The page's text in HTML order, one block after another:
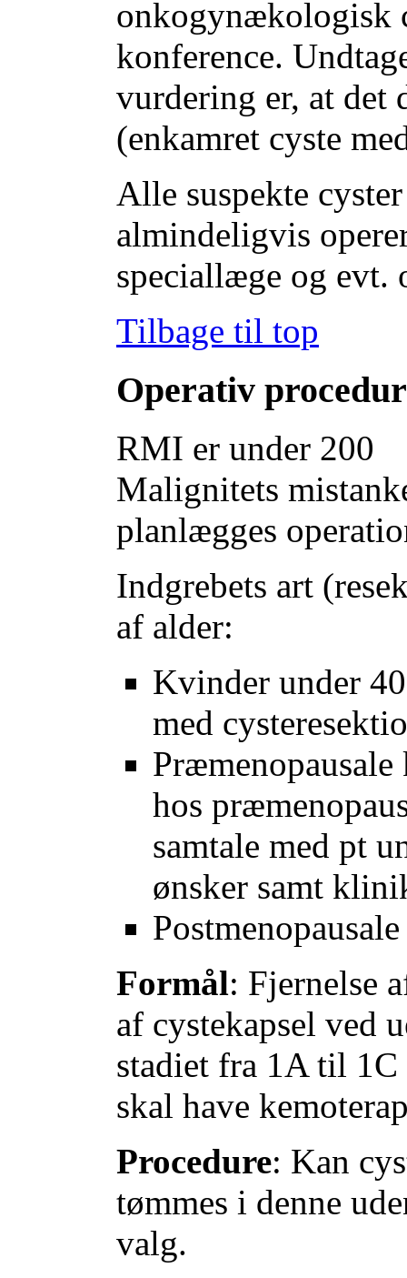
onkogynækologisk
konference.
vurdering er, at det
(enkamret cyste
Alle suspekte
almindeligvis
speciallæge og evt.
Tilbage til top
Operativ
RMI er under 200
Malignitets
planlægges
Indgrebets art
af alder:
Kvinder under
med
hos
samtale med pt
ønsker samt
Formål: Fjernelse
af cystekapsel ved
stadiet fra 1A til 1C
skal have
Procedure: Kan
tømmes i denne
valg.